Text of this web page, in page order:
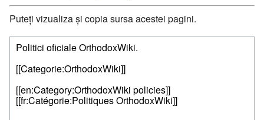
Puteți vizualiza și copia sursa acestei pagini.